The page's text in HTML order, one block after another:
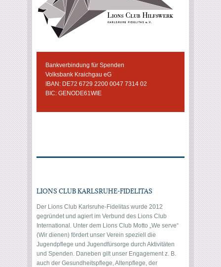
Bankverbindung für Spenden
Volksbank Kraichgau eG
IBAN: DE72 6729 2200 0047 7314 02
BIC: GENODE61WIE
LIONS CLUB KARLSRUHE-FIDELITAS
Der Lions Club Karlsruhe-Fidelitas wurde 2012
gegründet und agiert im Verbund des Lions Club
International. Unter dem Lions Club Motto „We serve“
(Wir dienen) fördert unser Verein speziell die
Jugendpflege und Jugendfürsorge durch Aktivitäten
und Spenden. Daneben gilt unser Engagement z. B.
auch der Gesundheitspflege, Altenpflege, der